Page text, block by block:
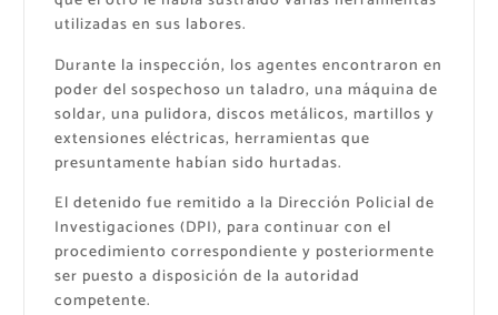
utilizadas en sus labores.
Durante la inspección, los agentes encontraron en
poder del sospechoso un taladro, una máquina de
soldar, una pulidora, discos metálicos, martillos y
extensiones eléctricas, herramientas que
presuntamente habían sido hurtadas.
El detenido fue remitido a la Dirección Policial de
Investigaciones (DPI), para continuar con el
procedimiento correspondiente y posteriormente
ser puesto a disposición de la autoridad
competente.